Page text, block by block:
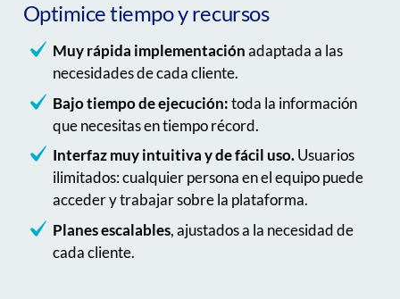
Optimice tiempo y recursos
Muy rápida implementaciónadaptada a las
necesidades de cada cliente.
Bajo tiempo de ejecución:toda la información
que necesitas en tiempo récord.
Interfaz muy intuitiva y de fácil uso.Usuarios
ilimitados: cualquier persona en el equipo puede
acceder y trabajar sobre la plataforma.
Planes escalables, ajustados a la necesidad de
cada cliente.